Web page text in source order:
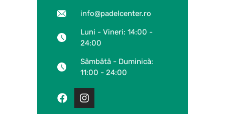
info@padelcenter.ro
Luni - Vineri: 14:00 -
24:00
Sâmbătă - Duminică:
11:00 - 24:00